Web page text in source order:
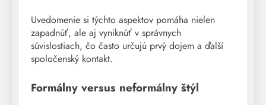
Uvedomenie si týchto aspektov pomáha nielen
zapadnúť, ale aj vyniknúť v správnych
súvislostiach, čo často určujú prvý dojem a ďalší
spoločenský kontakt.
Formálny versus neformálny štýl